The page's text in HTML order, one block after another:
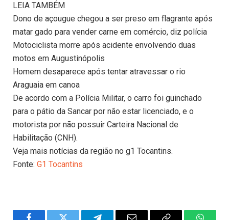
LEIA TAMBÉM
Dono de açougue chegou a ser preso em flagrante após
matar gado para vender carne em comércio, diz polícia
Motociclista morre após acidente envolvendo duas
motos em Augustinópolis
Homem desaparece após tentar atravessar o rio
Araguaia em canoa
De acordo com a Polícia Militar, o carro foi guinchado
para o pátio da Sancar por não estar licenciado, e o
motorista por não possuir Carteira Nacional de
Habilitação (CNH).
Veja mais notícias da região no g1 Tocantins.
Fonte: G1 Tocantins